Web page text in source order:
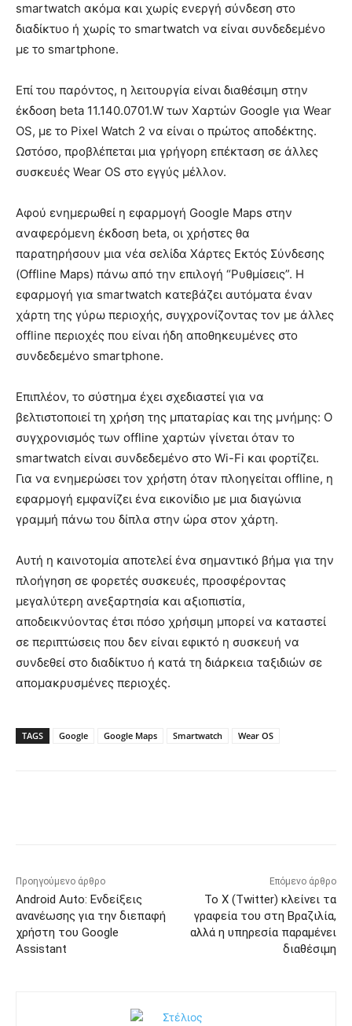
smartwatch ακόμα και χωρίς ενεργή σύνδεση στο
διαδίκτυο ή χωρίς το smartwatch να είναι συνδεδεμένο
με το smartphone.
Επί του παρόντος, η λειτουργία είναι διαθέσιμη στην
έκδοση beta 11.140.0701.W των Χαρτών Google για Wear
OS, με το Pixel Watch 2 να είναι ο πρώτος αποδέκτης.
Ωστόσο, προβλέπεται μια γρήγορη επέκταση σε άλλες
συσκευές Wear OS στο εγγύς μέλλον.
Αφού ενημερωθεί η εφαρμογή Google Maps στην
αναφερόμενη έκδοση beta, οι χρήστες θα
παρατηρήσουν μια νέα σελίδα Χάρτες Εκτός Σύνδεσης
(Offline Maps) πάνω από την επιλογή “Ρυθμίσεις”. Η
εφαρμογή για smartwatch κατεβάζει αυτόματα έναν
χάρτη της γύρω περιοχής, συγχρονίζοντας τον με άλλες
offline περιοχές που είναι ήδη αποθηκευμένες στο
συνδεδεμένο smartphone.
Επιπλέον, το σύστημα έχει σχεδιαστεί για να
βελτιστοποιεί τη χρήση της μπαταρίας και της μνήμης: Ο
συγχρονισμός των offline χαρτών γίνεται όταν το
smartwatch είναι συνδεδεμένο στο Wi-Fi και φορτίζει.
Για να ενημερώσει τον χρήστη όταν πλοηγείται offline, η
εφαρμογή εμφανίζει ένα εικονίδιο με μια διαγώνια
γραμμή πάνω του δίπλα στην ώρα στον χάρτη.
Αυτή η καινοτομία αποτελεί ένα σημαντικό βήμα για την
πλοήγηση σε φορετές συσκευές, προσφέροντας
μεγαλύτερη ανεξαρτησία και αξιοπιστία,
αποδεικνύοντας έτσι πόσο χρήσιμη μπορεί να καταστεί
σε περιπτώσεις που δεν είναι εφικτό η συσκευή να
συνδεθεί στο διαδίκτυο ή κατά τη διάρκεια ταξιδιών σε
απομακρυσμένες περιοχές.
TAGS Google Google Maps Smartwatch Wear OS
Προηγούμενο άρθρο
Android Auto: Ενδείξεις
ανανέωσης για την διεπαφή
χρήστη του Google
Assistant
Επόμενο άρθρο
To X (Twitter) κλείνει τα
γραφεία του στη Βραζιλία,
αλλά η υπηρεσία παραμένει
διαθέσιμη